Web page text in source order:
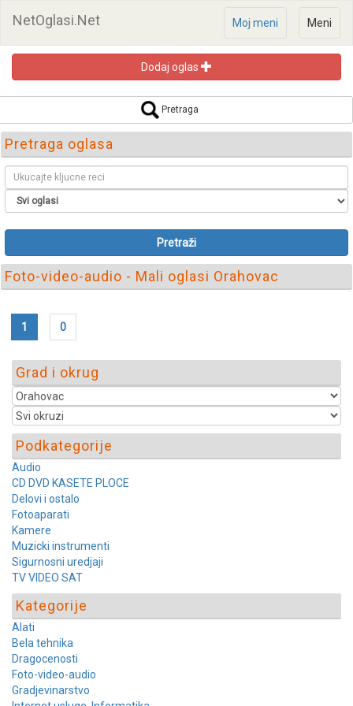
NetOglasi.Net Meni
Moj meni
Dodaj oglas
Pretraga
Pretraga oglasa
Pretraži
Foto-video-audio - Mali oglasi Orahovac
1 0
Grad i okrug
Podkategorije
Audio
CD DVD KASETE PLOCE
Delovi i ostalo
Fotoaparati
Kamere
Muzicki instrumenti
Sigurnosni uredjaji
TV VIDEO SAT
Kategorije
Alati
Bela tehnika
Dragocenosti
Foto-video-audio
Gradjevinarstvo